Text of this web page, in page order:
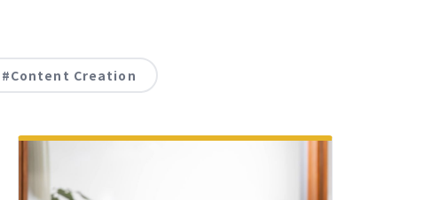
#Content Creation